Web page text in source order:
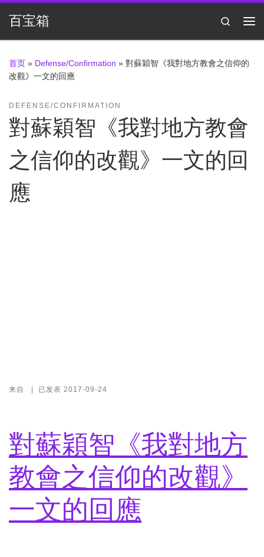
Skip to content
百宝箱
Search
首页 » Defense/Confirmation » 對蘇穎智《我對地方教會之信仰的
改觀》一文的回應
DEFENSE/CONFIRMATION
對蘇穎智《我對地方教會
之信仰的改觀》一文的回
應
来自 | 已发表 2017-09-24
對蘇穎智《我對地方
教會之信仰的改觀》
一文的回應